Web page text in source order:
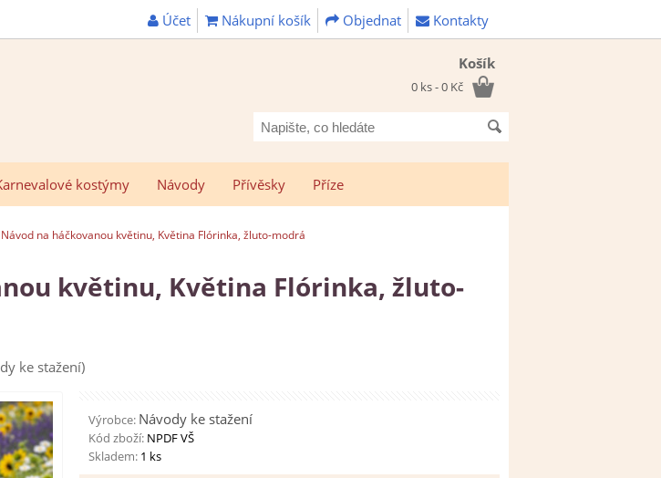
Účet Nákupní košík Objednat Kontakty
Košík
0 ks - 0 Kč
Napište,
co
kostýmy Návody Přívěsky Příze
Návod na háčkovanou květinu, Květina Flórinka, žluto-modrá
květinu, Květina Flórinka, žluto-
ke stažení)
Výrobce: Návody ke stažení
Kód zboží: NPDF VŠ
Skladem: 1 ks